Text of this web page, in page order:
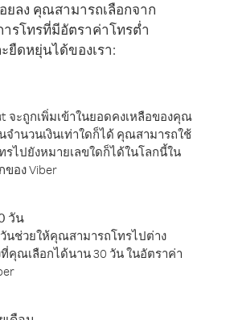
ยลง คุณสามารถเลือกจาก
ารโทรที่มีอัตราค่าโทรต่ำ
ยืดหยุ่นได้ของเรา:
จะถูกเพิ่มเข้าในยอดคงเหลือของคุณ
ำนวนเงินเท่าใดก็ได้ คุณสามารถใช้
ไปยังหมายเลขใดก็ได้ในโลกนี้ใน
อง Viber
วัน
นช่วยให้คุณสามารถโทรไปต่าง
คุณเลือกได้นาน 30 วัน ในอัตราค่า